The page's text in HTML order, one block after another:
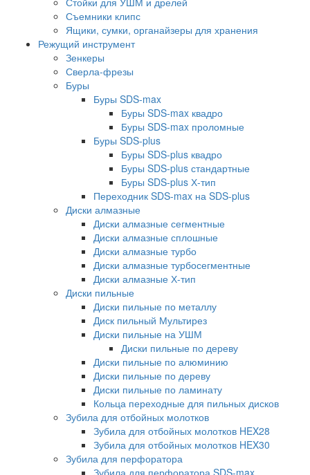
Съемники клипс
Ящики, сумки, органайзеры для хранения
Режущий инструмент
Зенкеры
Сверла-фрезы
Буры
Буры SDS-max
Буры SDS-max квадро
Буры SDS-max проломные
Буры SDS-plus
Буры SDS-plus квадро
Буры SDS-plus стандартные
Буры SDS-plus Х-тип
Переходник SDS-max на SDS-plus
Диски алмазные
Диски алмазные сегментные
Диски алмазные сплошные
Диски алмазные турбо
Диски алмазные турбосегментные
Диски алмазные Х-тип
Диски пильные
Диски пильные по металлу
Диск пильный Мультирез
Диски пильные на УШМ
Диски пильные по дереву
Диски пильные по алюминию
Диски пильные по дереву
Диски пильные по ламинату
Кольца переходные для пильных дисков
Зубила для отбойных молотков
Зубила для отбойных молотков HEX28
Зубила для отбойных молотков HEX30
Зубила для перфоратора
Зубила для перфоратора SDS-max